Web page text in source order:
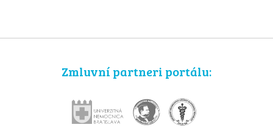
Zmluvní partneri portálu: